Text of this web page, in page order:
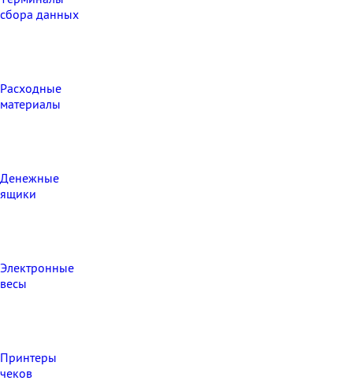
сбора данных
Расходные
материалы
Денежные
ящики
Электронные
весы
Принтеры
чеков